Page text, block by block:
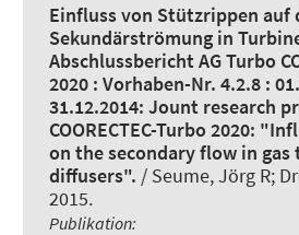
Einfluss von Stützrippen auf
Sekundärströmung in
Abschlussbericht AG Turbo
2020 : Vorhaben-Nr. 4.2.8 :
31.12.2014: Jount research
COORECTEC-Turbo 2020:
on the secondary flow in
diffusers". / Seume, Jörg R;
2015.
Publikation: